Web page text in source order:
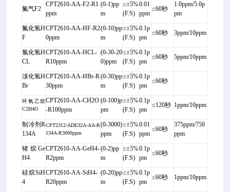
氟气F2
CPT2610-AA-F2-R1
ppm
(0-1)pp
m
≤±5%
(F.S)
0.01
ppm
≤60秒
1.0ppm/5.0p
pm
氟化氢H
F
CPT2610-AA-HF-R2
0ppm
(0-10)pp
m
≤±5%
(F.S)
0.1p
pm
≤60秒 3ppm/10ppm
氯化氢H
CL
CPT2610-AA-HCL-
R10ppm
(0-30-20
0)ppm
≤±5%
(F.S)
0.1p
pm
≤60秒 5ppm/10ppm
溴化氢H
Br
CPT2610-AA-HBr-R
30ppm
(0-30)pp
m
≤±5%
(F.S)
0.1p
pm
≤60秒
环氧乙烷
C2H4O
CPT2610-AA-CH2O
-R100ppm
(0-100)p
pm
≤±5%
(F.S)
0.1p
pm
≤120秒 1ppm/10ppm
制冷剂R
134A
CPT2312-ADE32A-AA-R
134A-R3000ppm
(0-3000)
ppm
≤±5%
(F.S)
0.01
ppm
≤60秒
375ppm/750
ppm
锗烷Ge
H4
CPT2610-AA-GeH4-
R2ppm
(0-2)pp
m
≤±5%
(F.S)
0.1p
pm
≤60秒
硅烷SiH
4
CPT2610-AA-SiH4-
R20ppm
(0-20)pp
m
≤±5%
(F.S)
0.1p
pm
≤60秒 1ppm/10ppm